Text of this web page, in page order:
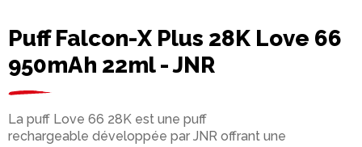
Puff Falcon-X Plus 28K Love 66
950mAh 22ml - JNR
La puff Love 66 28K est une puff
rechargeable développée par JNR offrant une